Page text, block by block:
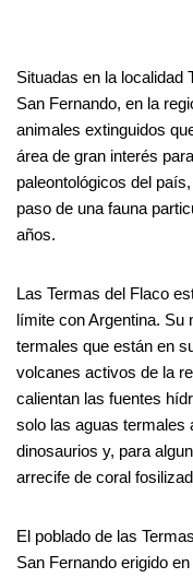
Situadas en la localidad
San Fernando, en la
animales extinguidos
área de gran interés
paleontológicos del
paso de una fauna
años.
Las Termas del Flaco
límite con Argentina. Su
termales que están en
volcanes activos de la
calientan las fuentes
solo las aguas termales
dinosaurios y, para
arrecife de coral
El poblado de las
San Fernando erigido